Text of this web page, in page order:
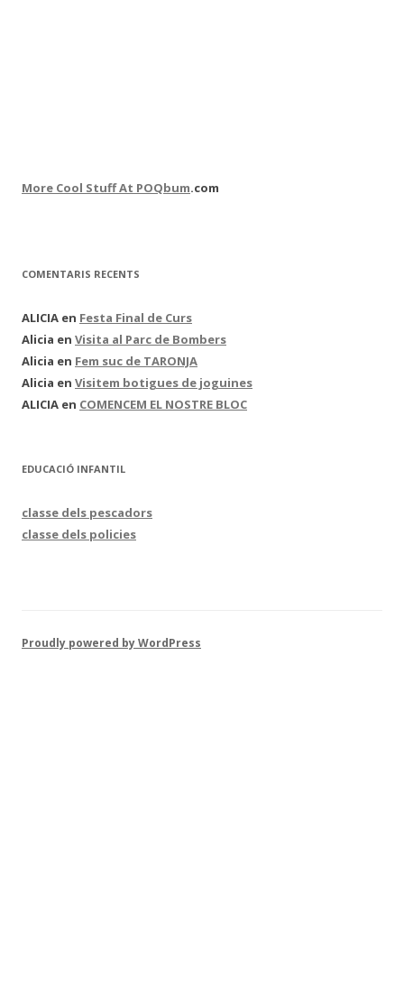
More Cool Stuff At POQbum.com
COMENTARIS RECENTS
ALICIA en Festa Final de Curs
Alicia en Visita al Parc de Bombers
Alicia en Fem suc de TARONJA
Alicia en Visitem botigues de joguines
ALICIA en COMENCEM EL NOSTRE BLOC
EDUCACIÓ INFANTIL
classe dels pescadors
classe dels policies
Proudly powered by WordPress